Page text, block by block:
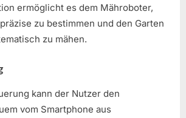
ermöglicht es dem Mähroboter,
zu bestimmen und den Garten
zu mähen.
kann der Nutzer den
vom Smartphone aus